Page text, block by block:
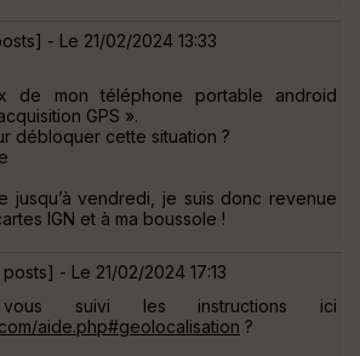
- Le 21/02/2024 13:33
de mon téléphone portable android
GPS ».
débloquer cette situation ?
jusqu’à vendredi, je suis donc revenue
IGN et à ma boussole !
posts] - Le 21/02/2024 17:13
suivi les instructions ici
aide.php#geolocalisation ?